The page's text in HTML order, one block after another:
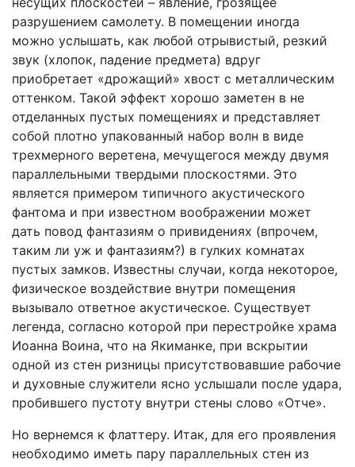
разрушением самолету. В помещении иногда
можно услышать, как любой отрывистый, резкий
звук (хлопок, падение предмета) вдруг
приобретает «дрожащий» хвост с металлическим
оттенком. Такой эффект хорошо заметен в не
отделанных пустых помещениях и представляет
собой плотно упакованный набор волн в виде
трехмерного веретена, мечущегося между двумя
параллельными твердыми плоскостями. Это
является примером типичного акустического
фантома и при известном воображении может
дать повод фантазиям о привидениях (впрочем,
таким ли уж и фантазиям?) в гулких комнатах
пустых замков. Известны случаи, когда некоторое,
физическое воздействие внутри помещения
вызывало ответное акустическое. Существует
легенда, согласно которой при перестройке храма
Иоанна Воина, что на Якиманке, при вскрытии
одной из стен ризницы присутствовавшие рабочие
и духовные служители ясно услышали после удара,
пробившего пустоту внутри стены слово «Отче».
Но вернемся к флаттеру. Итак, для его проявления
необходимо иметь пару параллельных стен из